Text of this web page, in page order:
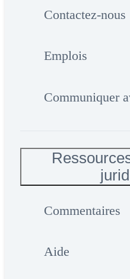
Contactez-nous
Emplois
Communiquer
Commentaires
Aide